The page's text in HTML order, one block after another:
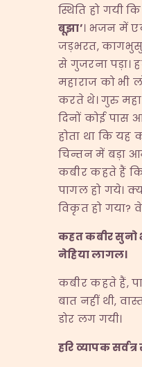
स्थिति हो गयी कि
बूझा’। भजन में
जड़भरत,
से गुजरना पड़ा।
महाराज को भी
करते थे। गुरु
दिनों कोई पास
होता था कि यह
चिन्तन में बड़ा
कबीर कहते हैं
पागल हो गये।
विकृत हो गया?
कहत कबीर सुनो
नेहिया लागल।
कबीर कहते हैं,
बात नहीं थी,
डोर लग गयी।
हरि व्यापक